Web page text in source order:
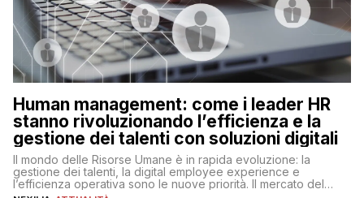
Human management: come i leader HR
stanno rivoluzionando l’efficienza e la
gestione dei talenti con soluzioni digitali
Il mondo delle Risorse Umane è in rapida evoluzione: la
gestione dei talenti, la digital employee experience e
l’efficienza operativa sono le nuove priorità. Il mercato del